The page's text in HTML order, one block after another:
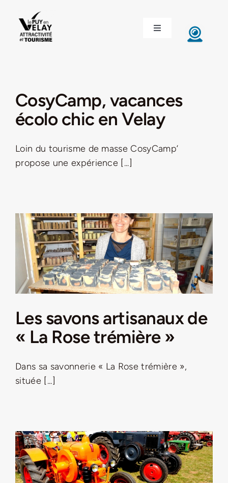
contenu
Toggle
Navigation
INVESTIR EN VELAY
ÉTUDIER EN VELAY
LE VELAY RECRUTE
LA ROUTE DES PRODUCTEURS
NOUS CONTACTER
Rechercher:
Nouveau Magazine EnVelay
Jeu concours – Gagnez votre bûche de Noël 2025
CosyCamp, vacances
écolo chic en Velay
Loin du tourisme de masse CosyCamp’
propose une expérience [...]
Les savons artisanaux de
« La Rose trémière »
Dans sa savonnerie « La Rose trémière »,
située [...]